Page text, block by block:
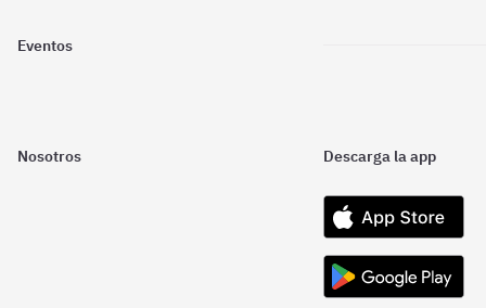
Eventos
Nosotros Descarga la app